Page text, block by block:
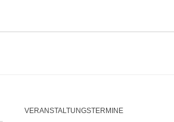
VERANSTALTUNGSTERMINE